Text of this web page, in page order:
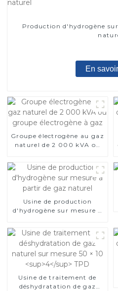
Production d'hydrogène
En
Groupe électrogène au gaz
naturel de 2 000 kVA ou
Usine de production
d'hydrogène sur mesure à
Usine de traitement de
déshydratation de gaz